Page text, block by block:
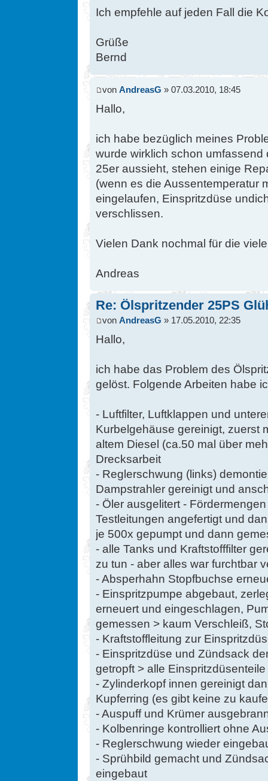
Ich empfehle auf jeden Fall die
Grüße
Bernd
von AndreasG » 07.03.2010, 18:45
Hallo,
ich habe bezüglich meines
wurde wirklich schon
25er aussieht, stehen einige
(wenn es die Aussentemperatur
eingelaufen, Einspritzdüse
verschlissen.
Vielen Dank nochmal für die
Andreas
Re: Ölspritzender 25PS
von AndreasG » 17.05.2010, 22:35
Hallo,
ich habe das Problem des
gelöst. Folgende Arbeiten habe
- Luftfilter, Luftklappen und
Kurbelgehäuse gereinigt, zuerst
altem Diesel (ca.50 mal über
Drecksarbeit
- Reglerschwung (links)
Dampstrahler gereinigt und
- Öler ausgelitert -
Testleitungen angefertigt und
je 500x gepumpt und dann
- alle Tanks und Kraftstofffilter
zu tun - aber alles war furchtbar
- Absperhahn Stopfbuchse
- Einspritzpumpe abgebaut,
erneuert und eingeschlagen,
gemessen > kaum Verschleiß,
- Kraftstoffleitung zur
- Einspritzdüse und Zündsack
getropft > alle
- Zylinderkopf innen gereinigt
Kupferring (es gibt keine zu
- Auspuff und Krümer
- Kolbenringe kontrolliert ohne
- Reglerschwung wieder
- Sprühbild gemacht und
eingebaut